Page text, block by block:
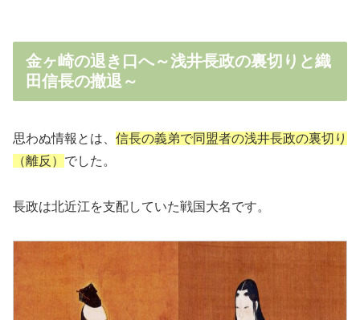
金ヶ崎の退き口へ～浅井長政の裏切りと織
田信長の撤退～
思わぬ情報とは、 信長の義弟で同盟者の浅井長政の裏切り
（離反 ） でした。
長政は北近江を支配していた戦国大名です。